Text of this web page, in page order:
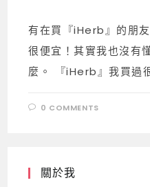
有在買『iHerb』的朋
很便宜！其實我也沒有
麼。 『iHerb』我買過
0 COMMENTS
關於我